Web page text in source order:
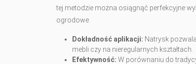
tej metodzie można osiągnąć perfekcyjne
ogrodowe.
Dokładność aplikacji: Natrysk
mebli czy na nieregularnych kształtach.
Efektywność: W porównaniu do